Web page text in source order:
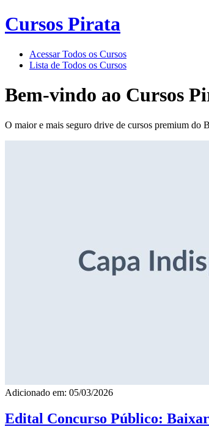
Cursos Pirata
Acessar Todos os Cursos
Lista de Todos os Cursos
Bem-vindo ao Cursos
O maior e mais seguro drive de cursos premium do
Adicionado em: 05/03/2026
Edital Concurso Público: